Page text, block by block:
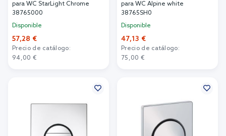
para WC StarLight Chrome
38765000
Disponible
57,28 €
Precio de catálogo:
94,00 €
para WC Alpine white
38765SH0
Disponible
47,13 €
Precio de catálogo:
75,00 €